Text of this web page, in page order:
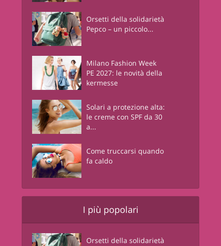
Orsetti della solidarietà
Pepco – un piccolo...
Milano Fashion Week
PE 2027: le novità della
kermesse
Solari a protezione alta:
le creme con SPF da 30
a...
Come truccarsi quando
fa caldo
I più popolari
Orsetti della solidarietà